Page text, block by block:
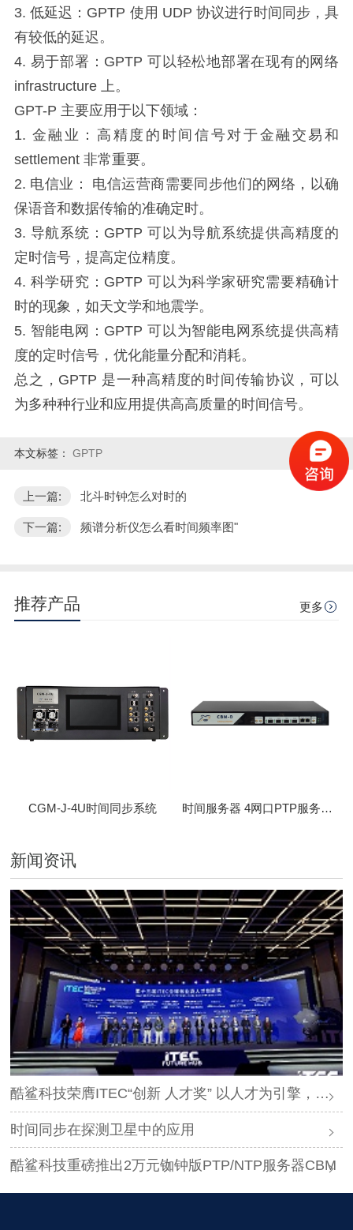
3. 低延迟：GPTP 使用 UDP 协议进行时间同步，具
有较低的延迟。
4. 易于部署：GPTP 可以轻松地部署在现有的网络
infrastructure 上。
GPT-P 主要应用于以下领域：
1. 金融业：高精度的时间信号对于金融交易和
settlement 非常重要。
2. 电信业： 电信运营商需要同步他们的网络，以确
保语音和数据传输的准确定时。
3. 导航系统：GPTP 可以为导航系统提供高精度的
定时信号，提高定位精度。
4. 科学研究：GPTP 可以为科学家研究需要精确计
时的现象，如天文学和地震学。
5. 智能电网：GPTP 可以为智能电网系统提供高精
度的定时信号，优化能量分配和消耗。
总之，GPTP 是一种高精度的时间传输协议，可以
为多种种行业和应用提供高高质量的时间信号。
本文标签： GPTP
上一篇: 北斗时钟怎么对时的
下一篇: 频谱分析仪怎么看时间频率图"
推荐产品 更多
CGM-J-4U时间同步系统 时间服务器 4网口PTP服务器 CBM-D-40
新闻资讯
酷鲨科技荣膺ITEC“创新 人才奖” 以人才为引擎，时空为基石，驱动智能未来
时间同步在探测卫星中的应用
酷鲨科技重磅推出2万元铷钟版PTP/NTP服务器CBM